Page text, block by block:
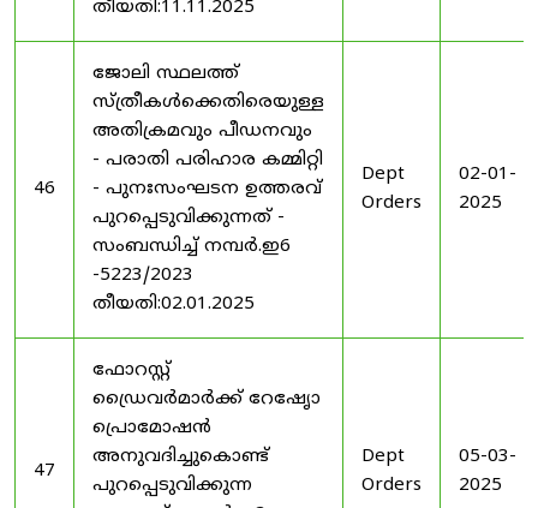
തീയതി:11.11.2025
46
ജോലി സ്ഥലത്ത്
സ്ത്രീകൾക്കെതിരെയുള്ള
അതിക്രമവും പീഡനവും
- പരാതി പരിഹാര കമ്മിറ്റി
- പുനഃസംഘടന ഉത്തരവ്
പുറപ്പെടുവിക്കുന്നത് -
സംബന്ധിച്ച് നമ്പർ.ഇ6
-5223/2023
തീയതി:02.01.2025
Dept
Orders
02-01-
2025
47
ഫോറസ്റ്റ്
ഡ്രൈവർമാർക്ക് റേഷേൃാ
പ്രൊമോഷൻ
അനുവദിച്ചുകൊണ്ട്
പുറപ്പെടുവിക്കുന്ന
Dept
Orders
05-03-
2025